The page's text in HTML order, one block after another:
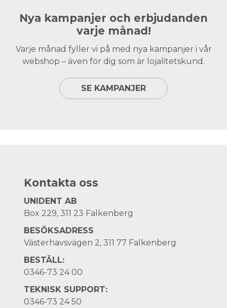
Nya kampanjer och erbjudanden
varje månad!
Varje månad fyller vi på med nya kampanjer i vår
webshop – även för dig som är lojalitetskund.
SE KAMPANJER
Kontakta oss
UNIDENT AB
Box 229, 311 23 Falkenberg
BESÖKSADRESS
Västerhavsvägen 2, 311 77 Falkenberg
BESTÄLL:
0346-73 24 00
TEKNISK SUPPORT:
0346-73 24 50